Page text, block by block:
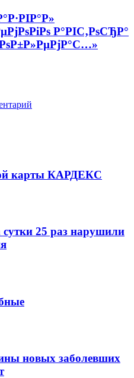
Р°РІС‚РѕСЂР°
карты КАРДЕКС
сутки 25 раз нарушили
новых заболевших